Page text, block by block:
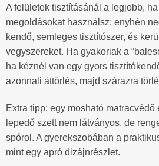
A felületek tisztításánál a legjobb,
megoldásokat használsz: enyhén
kendő, semleges tisztítószer, és
vegyszereket. Ha gyakoriak a
ha kéznél van egy gyors
azonnali áttörlés, majd szárazra
Extra tipp: egy mosható matracvédő
lepedő szett nem látványos, de
spórol. A gyerekszobában a
mint egy apró dizájnrészlet.